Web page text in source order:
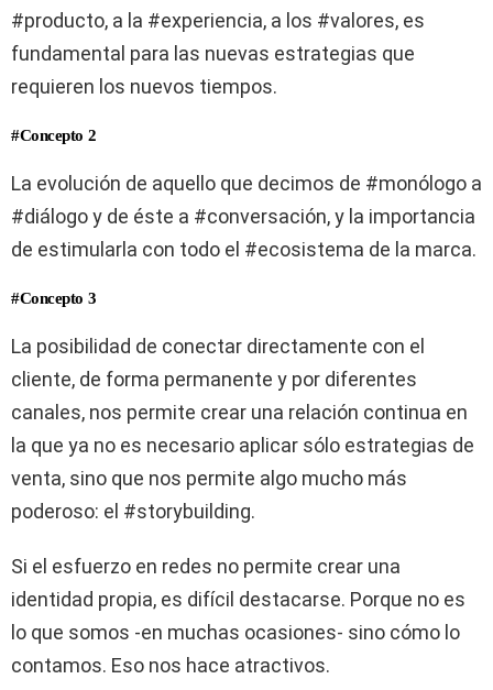
#producto, a la #experiencia, a los #valores, es
fundamental para las nuevas estrategias que
requieren los nuevos tiempos.
#Concepto 2
La evolución de aquello que decimos de #monólogo a
#diálogo y de éste a #conversación, y la importancia
de estimularla con todo el #ecosistema de la marca.
#Concepto 3
La posibilidad de conectar directamente con el
cliente, de forma permanente y por diferentes
canales, nos permite crear una relación continua en
la que ya no es necesario aplicar sólo estrategias de
venta, sino que nos permite algo mucho más
poderoso: el #storybuilding.
Si el esfuerzo en redes no permite crear una
identidad propia, es difícil destacarse. Porque no es
lo que somos -en muchas ocasiones- sino cómo lo
contamos. Eso nos hace atractivos.